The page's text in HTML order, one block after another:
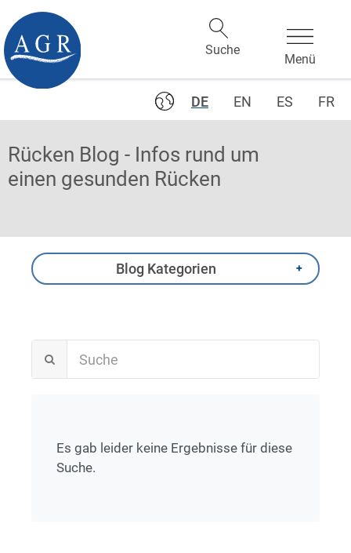
DE EN ES FR
Rücken Blog - Infos rund um
einen gesunden Rücken
Blog Kategorien
Es gab leider keine Ergebnisse für diese
Suche.